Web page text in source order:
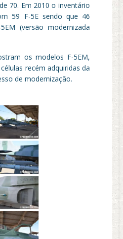
70. Em 2010 o inventário
59 F-5E sendo que 46
(versão modernizada
os modelos F-5EM,
recém adquiridas da
de modernização.